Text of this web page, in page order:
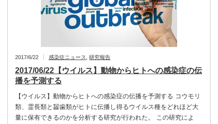
2017/6/22 感染症ニュース 研究報告
2017/06/22【ウイルス】動物からヒトへの感染症の伝
播を予測する
【ウイルス】動物からヒトへの感染症の伝播を予測する コウモリ
類、霊長類と齧歯類がヒトに伝播し得るウイルス種をどれほど大
量に保有できるのかを分析する研究が行われた。 この研究によ